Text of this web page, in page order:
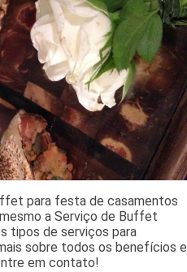
para festa de casamentos
a Serviço de Buffet
tipos de serviços para
sobre todos os benefícios e
em contato!